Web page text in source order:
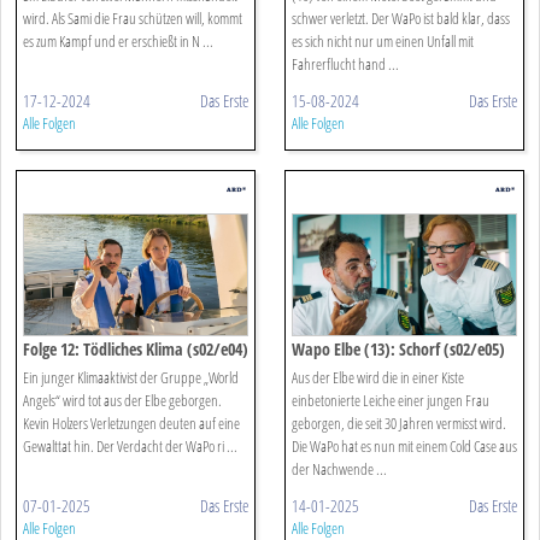
wird. Als Sami die Frau schützen will, kommt
es zum Kampf und er erschießt in N ...
17-12-2024 Das Erste
Alle Folgen
schwer verletzt. Der WaPo ist bald klar, dass
es sich nicht nur um einen Unfall mit
Fahrerflucht hand ...
15-08-2024 Das Erste
Alle Folgen
Folge 12: Tödliches Klima (s02/e04)
Ein junger Klimaaktivist der Gruppe „World
Angels“ wird tot aus der Elbe geborgen.
Kevin Holzers Verletzungen deuten auf eine
Gewalttat hin. Der Verdacht der WaPo ri ...
07-01-2025 Das Erste
Alle Folgen
Wapo Elbe (13): Schorf (s02/e05)
Aus der Elbe wird die in einer Kiste
einbetonierte Leiche einer jungen Frau
geborgen, die seit 30 Jahren vermisst wird.
Die WaPo hat es nun mit einem Cold Case aus
der Nachwende ...
14-01-2025 Das Erste
Alle Folgen